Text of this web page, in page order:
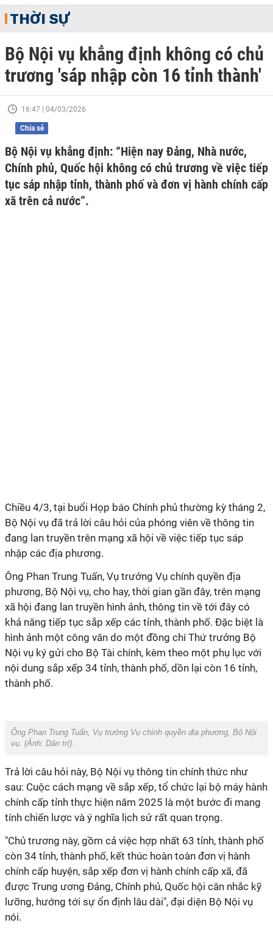
THỜI SỰ
Bộ Nội vụ khẳng định không có chủ
trương 'sáp nhập còn 16 tỉnh thành'
16:47 | 04/03/2026
Chia sẻ
Bộ Nội vụ khẳng định: “Hiện nay Đảng, Nhà nước,
Chính phủ, Quốc hội không có chủ trương về việc tiếp
tục sáp nhập tỉnh, thành phố và đơn vị hành chính cấp
xã trên cả nước”.
Chiều 4/3, tại buổi Họp báo Chính phủ thường kỳ tháng 2,
Bộ Nội vụ đã trả lời câu hỏi của phóng viên về thông tin
đang lan truyền trên mạng xã hội về việc tiếp tục sáp
nhập các địa phương.
Ông Phan Trung Tuấn, Vụ trưởng Vụ chính quyền địa
phương, Bộ Nội vụ, cho hay, thời gian gần đây, trên mạng
xã hội đang lan truyền hình ảnh, thông tin về tới đây có
khả năng tiếp tục sắp xếp các tỉnh, thành phố. Đặc biệt là
hình ảnh một công văn do một đồng chí Thứ trưởng Bộ
Nội vụ ký gửi cho Bộ Tài chính, kèm theo một phụ lục với
nội dung sắp xếp 34 tỉnh, thành phố, dồn lại còn 16 tỉnh,
thành phố.
Ông Phan Trung Tuấn, Vụ trưởng Vụ chính quyền địa phương, Bộ Nội
vụ. (Ảnh: Dân trí).
Trả lời câu hỏi này, Bộ Nội vụ thông tin chính thức như
sau: Cuộc cách mạng về sắp xếp, tổ chức lại bộ máy hành
chính cấp tỉnh thực hiện năm 2025 là một bước đi mang
tính chiến lược và ý nghĩa lịch sử rất quan trọng.
"Chủ trương này, gồm cả việc hợp nhất 63 tỉnh, thành phố
còn 34 tỉnh, thành phố, kết thúc hoàn toàn đơn vị hành
chính cấp huyện, sắp xếp đơn vị hành chính cấp xã, đã
được Trung ương Đảng, Chính phủ, Quốc hội cân nhắc kỹ
lưỡng, hướng tới sự ổn định lâu dài", đại diện Bộ Nội vụ
nói.